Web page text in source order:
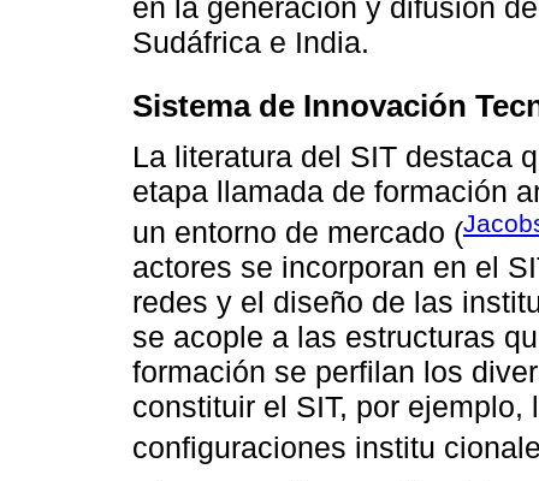
en la generación y difusión
Sudáfrica e India.
Sistema de Innovación
La literatura del SIT destaca
etapa llamada de formación
un entorno de mercado (
actores se incorporan en el
redes y el diseño de las
se acople a las estructuras
formación se perfilan los
constituir el SIT, por
configuraciones institu